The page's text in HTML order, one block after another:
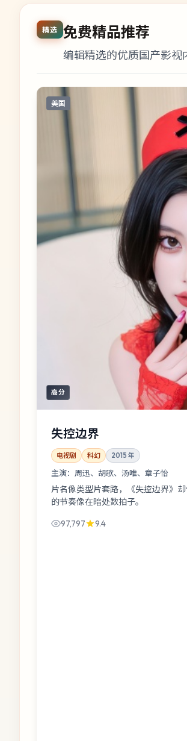
精选 免费精品推荐
编辑精选的优质国产影视
美国
高分
失控边界
电视剧 科幻 2015 年
主演： 周迅、胡歌、汤唯、章子怡
片名像类型片套路，《失控边界》
的节奏像在暗处数拍子。
97,797
9.4